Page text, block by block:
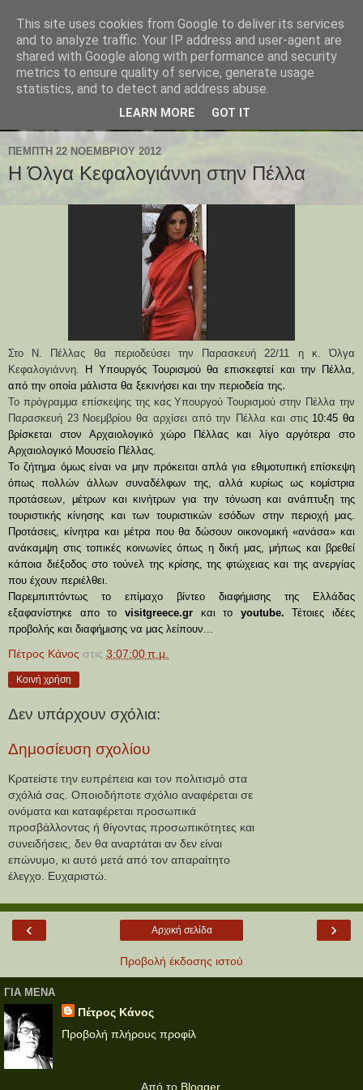
ΠΈΜΠΤΗ 22 ΝΟΕΜΒΡΊΟΥ 2012
Η Όλγα Κεφαλογιάννη στην Πέλλα
Στο Ν. Πέλλας θα περιοδεύσει την Παρασκευή 22/1 1
η κ. Όλγα
Κεφαλογιάννη.
Η Υπουργός Τουρισμού θα επισκεφτεί και την Πέλλα,
από την οποία μάλιστα θα ξεκινήσει και την περιοδεία της.
Το πρόγραμμα επίσκεψης της καςΥπουργού Τουρισμού στην Πέλλα την
Παρασκευή 23 Νοεμβρίου θα αρχίσει από την Πέλλα και στις 10:45 θα
βρίσκεται στον Αρχαιολογικό χώρο Πέλλας και λίγο αργότερα στο
Αρχαιολογικό Μουσείο Πέλλας.
Τοζήτημα όμως είναι να μην πρόκειται απλά για εθιμοτυπική επίσκεψη
όπως πολλών άλλων συναδέλφων της, αλλά κυρίως ως κομίστρια
προτάσεων
μέτρων και κινήτρων για την τόνωση και ανάπτυξη της
τουριστικής κίνησης και των τουριστικών εσόδων
στην περιοχή μας.
Προτάσεις, κίνητρα και μέτρα που θα δώσουνοικονομική «ανάσα» και
ανάκαμψη στις τοπικές κοινωνίες όπως η δική μας, μήπως και βρεθεί
κάποια διέξοδος στο τούνελ της κρίσης,της φτώχειας και της ανεργίας
που έχουν περιέλθει.
Παρεμπιπτόντως το επίμαχο βίντεο διαφήμισης της Ελλάδας
εξαφανίστηκε αποτο visitgreece.gr και το youtube. Τέτοιες ιδέες
προβολής και διαφήμισης να μας λείπουν
Πέτρος Κάνος στις 3:07:00 π.μ.
Κοινή χρήση
Δεν υπάρχουν σχόλια:
Δημοσίευση σχολίου
Κρατείστε την ευπρέπεια και τον πολιτισμό στα
σχόλιά σας. Οποιοδήποτε σχόλιο αναφέρεται σε
ονόματα και καταφέρεται προσωπικά
προσβάλλοντας ή θίγοντας προσωπικότητες και
συνειδήσεις, δεν θα αναρτάται αν δεν είναι
επώνυμο, κι αυτό μετά από τον απαραίτητο
έλεγχο. Ευχαριστώ.
‹ ›
Αρχική σελίδα
Προβολή έκδοσης ιστού
ΓΙΑ ΜΕΝΑ
Πέτρος Κάνος
Προβολή πλήρους προφίλ
Από το Blogger.
This site uses cookies from Google to deliver its services
and to analyze traffic. Your IP address and user-agent are
shared with Google along with performance and security
metrics to ensure quality of service, generate usage
statistics, and to detect and address abuse.
LEARN MORE GOT IT